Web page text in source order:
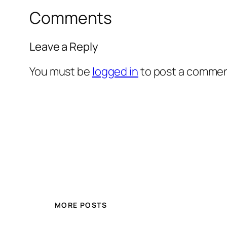
Comments
Leave a Reply
You must be logged into post a
MORE POSTS